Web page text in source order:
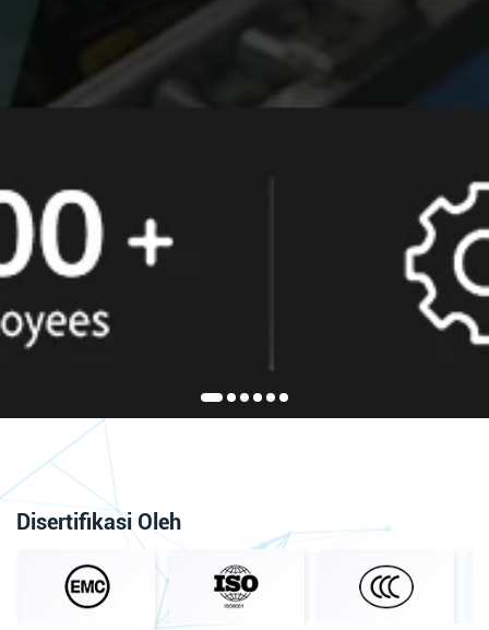
Disertifikasi Oleh